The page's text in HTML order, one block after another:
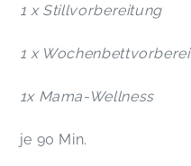
1 x Stillvorbereitung
1 x
1x Mama-Wellness
je 90 Min.